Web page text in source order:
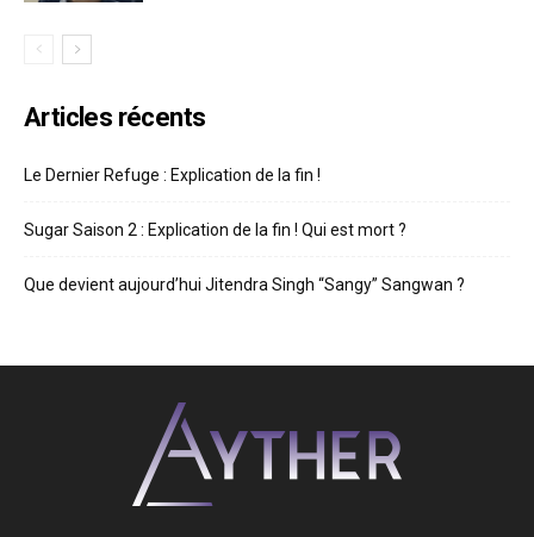
Articles récents
Le Dernier Refuge : Explication de la fin !
Sugar Saison 2 : Explication de la fin ! Qui est mort ?
Que devient aujourd’hui Jitendra Singh “Sangy” Sangwan ?